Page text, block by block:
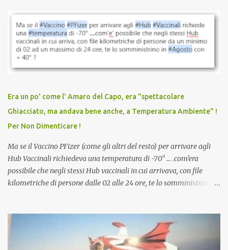
vaccinazione. Non avevamo mai sentito parlare di ricompense,
sconti, incentivi per vaccinarsi. Non avevamo mai visto
discriminazioni per coloro che non l’hanno fatto. Se non sei stato
vaccinato, nessuno aveva prima cercato di farti sentire una
persona cattiva. Non avevamo mai visto un vaccino che minacci le
vaccino usato per minacciare i mezzi di sussistenza, il lavoro o la
scuola. Non avevamo mai visto un vaccino che permettesse a un
dodicenne di ignorare il consenso dei genitori. Dopo tutti i vaccini
che abbiamo elencato sopra...
Era un po' come l' Amaro del Capo, era "spettacolare
Ghiacciato, ma andava bene anche, a Temperatura Ambiente" !
Per Non Dimenticare !
Ma se il Vaccino PFizer (come gli altri del resto) per arrivare agli
Hub Vaccinali richiedeva una temperatura di -70° ... .com'era
possibile che negli stessi Hub vaccinali in cui arrivava, con file
kilometriche di persone dalle 02 alle 24 ore, te lo somministravano
Vaccino come: l' Amaro del Capo, era "spettacolare Ghiacciato, ma
andava bene anche, a Temperatura Ambiente"! Riproponiamo
l'articolo per NON Dimenticare!